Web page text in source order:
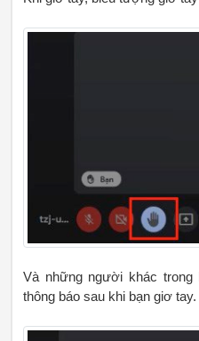
Và những người khác
thông báo sau khi bạn giơ tay.